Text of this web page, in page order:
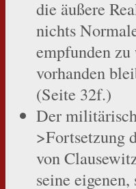
die äußere
nichts
empfunden
vorhanden
(Seite 32f.)
Der
>Fortsetzung
von
seine